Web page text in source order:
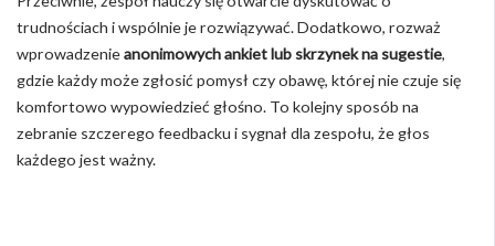
trudnościach i wspólnie je rozwiązywać. Dodatkowo, rozważ
wprowadzenieanonimowych ankiet lub skrzynek na sugestie,
gdzie każdy może zgłosić pomysł czy obawę, której nie czuje się
komfortowo wypowiedzieć głośno. To kolejny sposób na
zebranie szczerego feedbacku i sygnał dla zespołu, że głos
każdego jest ważny.